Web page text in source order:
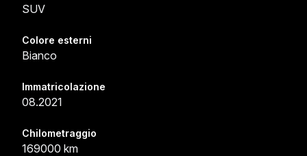
SUV
Colore esterni
Bianco
Immatricolazione
08.2021
Chilometraggio
169000 km